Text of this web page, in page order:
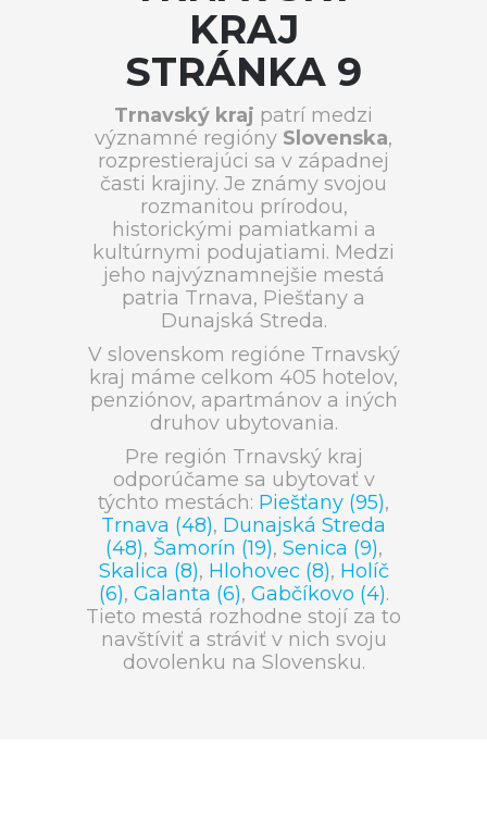
KRAJ
STRÁNKA 9
Trnavský kraj patrí medzi
významné regióny Slovenska,
rozprestierajúci sa v západnej
časti krajiny. Je známy svojou
rozmanitou prírodou,
historickými pamiatkami a
kultúrnymi podujatiami. Medzi
jeho najvýznamnejšie mestá
patria Trnava, Piešťany a
Dunajská Streda.
V slovenskom regióne Trnavský
kraj máme celkom 405 hotelov,
penziónov, apartmánov a iných
druhov ubytovania.
Pre región Trnavský kraj
odporúčame sa ubytovať v
týchto mestách: Piešťany (95),
Trnava (48), Dunajská Streda
(48), Šamorín (19), Senica (9),
Skalica (8), Hlohovec (8), Holíč
(6), Galanta (6), Gabčíkovo (4).
Tieto mestá rozhodne stojí za to
navštíviť a stráviť v nich svoju
dovolenku na Slovensku.